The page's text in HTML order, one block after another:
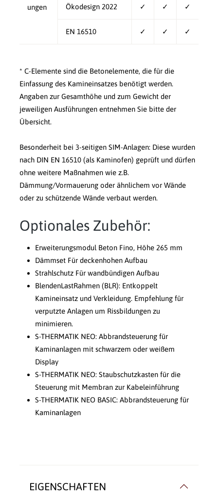
ungen
Ökodesign 2022 ✓ ✓ ✓
EN 16510 ✓ ✓ ✓
* C-Elemente sind die Betonelemente, die für die
Einfassung des Kamineinsatzes benötigt werden.
Angaben zur Gesamthöhe und zum Gewicht der
jeweiligen Ausführungen entnehmen Sie bitte der
Übersicht.
Besonderheit bei 3-seitigen SIM-Anlagen: Diese wurden
nach DIN EN 16510 (als Kaminofen) geprüft und dürfen
ohne weitere Maßnahmen wie z.B.
Dämmung/Vormauerung oder ähnlichem vor Wände
oder zu schützende Wände verbaut werden.
Optionales Zubehör:
Erweiterungsmodul Beton Fino, Höhe 265 mm
Dämmset Für deckenhohen Aufbau
Strahlschutz Für wandbündigen Aufbau
BlendenLastRahmen (BLR): Entkoppelt
Kamineinsatz und Verkleidung. Empfehlung für
verputzte Anlagen um Rissbildungen zu
minimieren.
S-THERMATIK NEO: Abbrandsteuerung für
Kaminanlagen mit schwarzem oder weißem
Display
S-THERMATIK NEO: Staubschutzkasten für die
Steuerung mit Membran zur Kabeleinführung
S-THERMATIK NEO BASIC: Abbrandsteuerung für
Kaminanlagen
EIGENSCHAFTEN